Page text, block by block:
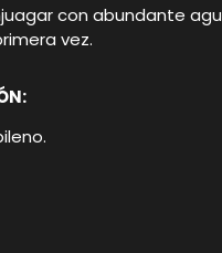
con abundante
vez.